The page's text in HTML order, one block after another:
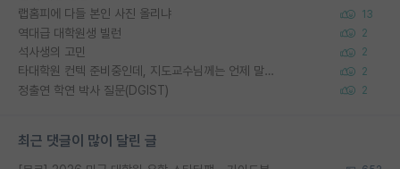
랩홈피에 다들 본인 사진 올리냐 13
역대급 대학원생 빌런 2
석사생의 고민 2
타대학원 컨텍 준비중인데, 지도교수님께는 언제 말씀드려야 할까요? 2
정출연 학연 박사 질문(DGIST) 2
최근 댓글이 많이 달린 글